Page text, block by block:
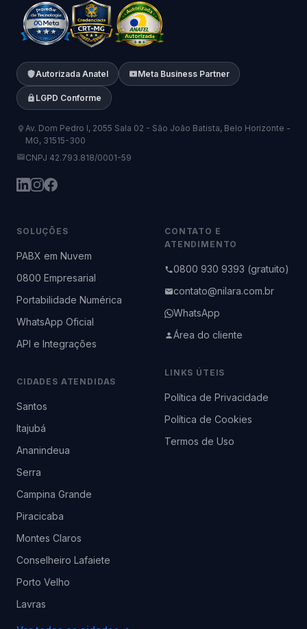
Autorizada Anatel Meta Business Partner
LGPD Conforme
Av. Dom Pedro I, 2055 Sala 02 - São João Batista, Belo Horizonte -
MG, 31515-300
CNPJ 42.793.818/0001-59
SOLUÇÕES
PABX em Nuvem
0800 Empresarial
Portabilidade Numérica
WhatsApp Oficial
API e Integrações
CIDADES ATENDIDAS
Santos
Itajubá
Ananindeua
Serra
Campina Grande
Piracicaba
Montes Claros
Conselheiro Lafaiete
Porto Velho
Lavras
CONTATO E
ATENDIMENTO
0800 930 9393 (gratuito)
contato@nilara.com.br
WhatsApp
Área do cliente
LINKS ÚTEIS
Política de Privacidade
Política de Cookies
Termos de Uso